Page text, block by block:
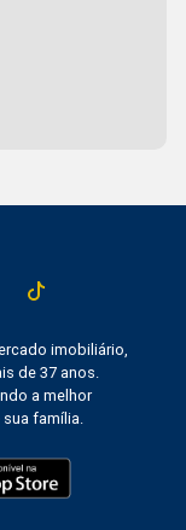
imobiliário,
de 37 anos.
a melhor
família.